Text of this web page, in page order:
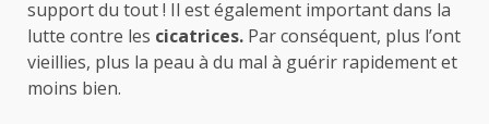
support du tout ! Il est également important dans la
lutte contre les cicatrices. Par conséquent, plus l’ont
vieillies, plus la peau à du mal à guérir rapidement et
moins bien.